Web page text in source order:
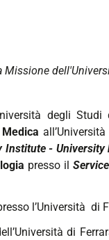
Missione
degli Studi
Institute - University
presso il
l’Università di
di